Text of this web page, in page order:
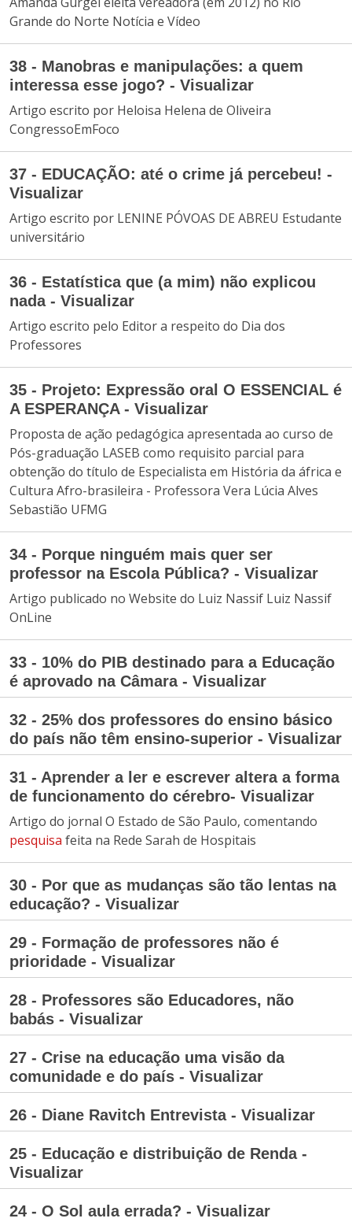
Grande do Norte Notícia e Vídeo
38 - Manobras e manipulações: a quem
interessa esse jogo? - Visualizar
Artigo escrito por Heloisa Helena de Oliveira
CongressoEmFoco
37 - EDUCAÇÃO: até o crime já percebeu! -
Visualizar
Artigo escrito por LENINE PÓVOAS DE ABREU Estudante
universitário
36 - Estatística que (a mim) não explicou
nada - Visualizar
Artigo escrito pelo Editor a respeito do Dia dos
Professores
35 - Projeto: Expressão oral O ESSENCIAL é
A ESPERANÇA - Visualizar
Proposta de ação pedagógica apresentada ao curso de
Pós-graduação LASEB como requisito parcial para
obtenção do título de Especialista em História da áfrica e
Cultura Afro-brasileira - Professora Vera Lúcia Alves
Sebastião UFMG
34 - Porque ninguém mais quer ser
professor na Escola Pública? - Visualizar
Artigo publicado no Website do Luiz Nassif Luiz Nassif
OnLine
33 - 10% do PIB destinado para a Educação
é aprovado na Câmara - Visualizar
32 - 25% dos professores do ensino básico
do país não têm ensino-superior - Visualizar
31 - Aprender a ler e escrever altera a forma
de funcionamento do cérebro- Visualizar
Artigo do jornal O Estado de São Paulo, comentando
pesquisa feita na Rede Sarah de Hospitais
30 - Por que as mudanças são tão lentas na
educação? - Visualizar
29 - Formação de professores não é
prioridade - Visualizar
28 - Professores são Educadores, não
babás - Visualizar
27 - Crise na educação uma visão da
comunidade e do país - Visualizar
26 - Diane Ravitch Entrevista - Visualizar
25 - Educação e distribuição de Renda -
Visualizar
24 - O Sol aula errada? - Visualizar